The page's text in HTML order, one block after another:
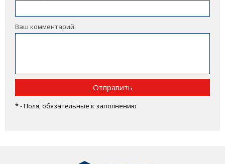
Ваш комментарий:
Отправить
* - Поля, обязательные к заполнению